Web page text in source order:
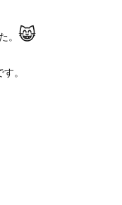
。 😸
。